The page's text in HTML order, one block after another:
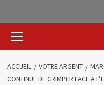
ACCUEIL VOTRE ARGENT
CONTINUE DE GRIMPER FACE À